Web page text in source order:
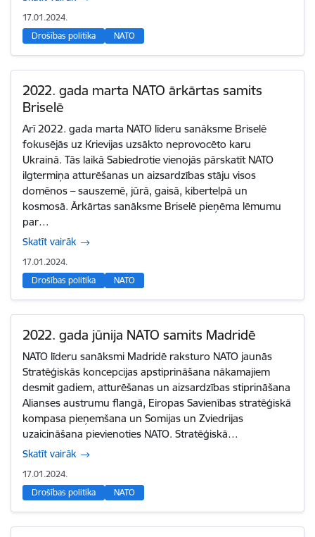
17.01.2024.
Drošības politika
NATO
2022. gada marta NATO ārkārtas samits
Briselē
Arī 2022. gada marta NATO līderu sanāksme Briselē
fokusējās uz Krievijas uzsākto neprovocēto karu
Ukrainā. Tās laikā Sabiedrotie vienojās pārskatīt NATO
ilgtermiņa atturēšanas un aizsardzības stāju visos
domēnos – sauszemē, jūrā, gaisā, kibertelpā un
kosmosā. Ārkārtas sanāksme Briselē pieņēma lēmumu
par…
Skatīt vairāk
17.01.2024.
Drošības politika
NATO
2022. gada jūnija NATO samits Madridē
NATO līderu sanāksmi Madridē raksturo NATO jaunās
Stratēģiskās koncepcijas apstiprināšana nākamajiem
desmit gadiem, atturēšanas un aizsardzības stiprināšana
Alianses austrumu flangā, Eiropas Savienības stratēģiskā
kompasa pieņemšana un Somijas un Zviedrijas
uzaicināšana pievienoties NATO. Stratēģiskā…
Skatīt vairāk
17.01.2024.
Drošības politika
NATO